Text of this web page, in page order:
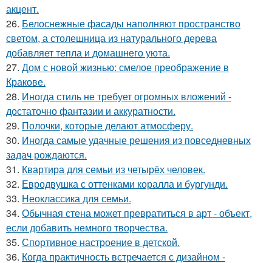
акцент.
26. Белоснежные фасады наполняют пространство
светом, а столешница из натурального дерева
добавляет тепла и домашнего уюта.
27. Дом с новой жизнью: смелое преображение в
Кракове.
28. Иногда стиль не требует огромных вложений -
достаточно фантазии и аккуратности.
29. Полочки, которые делают атмосферу.
30. Иногда самые удачные решения из повседневных
задач рождаются.
31. Квартира для семьи из четырёх человек.
32. Евродвушка с оттенками коралла и бургунди.
33. Неоклассика для семьи.
34. Обычная стена может превратиться в арт - объект,
если добавить немного творчества.
35. Спортивное настроение в детской.
36. Когда практичность встречается с дизайном -